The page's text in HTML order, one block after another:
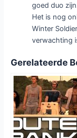
goed duo
Het is nog
Winter
verwachting
Gerelateerde